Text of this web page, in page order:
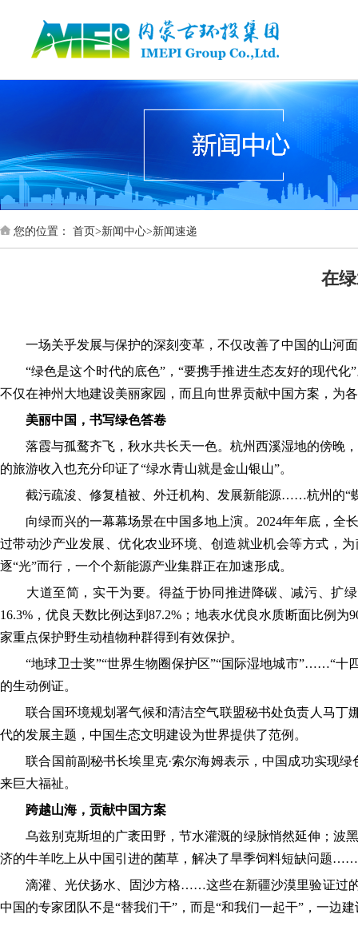
首页
您的位置： 首页>新闻中心>新闻速递
在
一场关乎发展与保护的深刻变革，不仅改善了中国的山河
“绿色是这个时代的底色”，“要携手推进生态友好的现代化”
不仅在神州大地建设美丽家园，而且向世界贡献中国方案，为
美丽中国，书写绿色答卷
落霞与孤鹜齐飞，秋水共长天一色。杭州西溪湿地的傍晚，
的旅游收入也充分印证了“绿水青山就是金山银山”。
截污疏浚、修复植被、外迁机构、发展新能源……杭州的“蝶
向绿而兴的一幕幕场景在中国多地上演。2024年年底，全长
过带动沙产业发展、优化农业环境、创造就业机会等方式，
逐“光”而行，一个个新能源产业集群正在加速形成。
大道至简，实干为要。得益于协同推进降碳、减污、扩绿
16.3%，优良天数比例达到87.2%；地表水优良水质断面比例
家重点保护野生动植物种群得到有效保护。
“地球卫士奖”“世界生物圈保护区”“国际湿地城市”……“十
的生动例证。
联合国环境规划署气候和清洁空气联盟秘书处负责人马丁
代的发展主题，中国生态文明建设为世界提供了范例。
联合国前副秘书长埃里克·索尔海姆表示，中国成功实现绿
来巨大福祉。
跨越山海，贡献中国方案
乌兹别克斯坦的广袤田野，节水灌溉的绿脉悄然延伸；波黑
济的牛羊吃上从中国引进的菌草，解决了旱季饲料短缺问题
滴灌、光伏扬水、固沙方格……这些在新疆沙漠里验证过的
中国的专家团队不是“替我们干”，而是“和我们一起干”，一边